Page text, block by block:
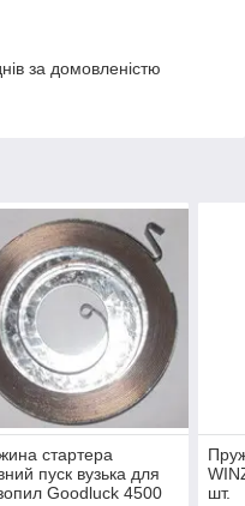
за домовленістю
стартера
пуск вузька для
Goodluck 4500
шт.